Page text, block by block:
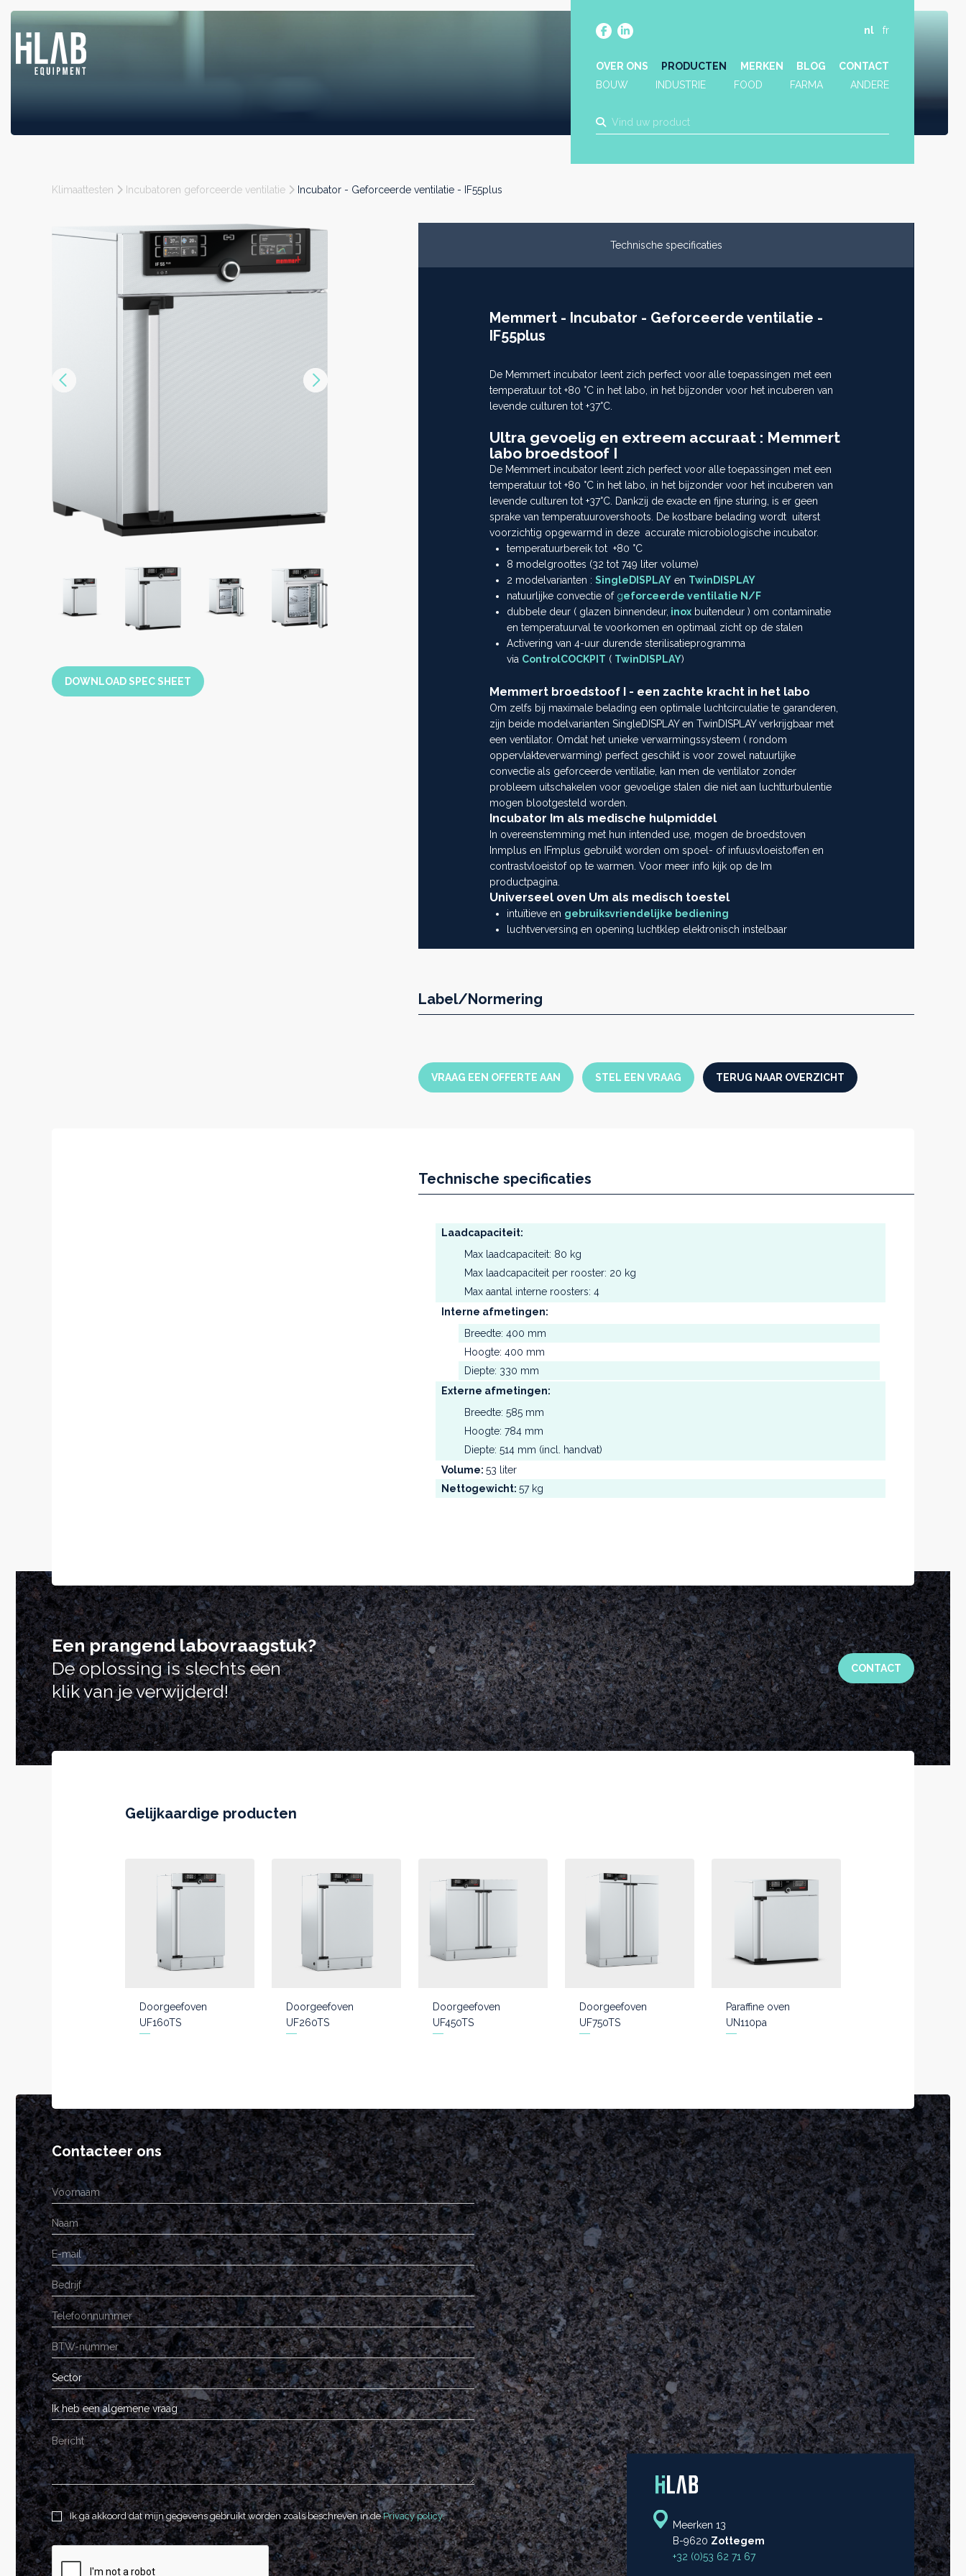
nl fr
OVER ONS PRODUCTEN MERKEN BLOG
CONTACT
BOUW
INDUSTRIE FOOD FARMA ANDERE
Klimaattesten Incubatoren geforceerde ventilatie Incubator - Geforceerde ventilatie - IF55plus
DOWNLOAD SPEC SHEET
Technische specificaties
Memmert - Incubator - Geforceerde ventilatie -
IF55plus
De Memmert incubator leent zich perfect voor alle toepassingen met een
temperatuur tot +80 °C in het labo, in het bijzonder voor het incuberen van
levende culturen tot +37°C.
Ultra gevoelig en extreem accuraat : Memmert
labo broedstoof I
De Memmert incubator leent zich perfect voor alle toepassingen met een
temperatuur tot +80 °C in het labo, in het bijzonder voor het incuberen van
levende culturen tot +37°C. Dankzij de exacte en fijne sturing, is er geen
sprake van temperatuurovershoots. De kostbare belading wordt uiterst
voorzichtig opgewarmd in deze accurate microbiologische incubator.
temperatuurbereik tot +80 °C
8 modelgroottes (32 tot 749 liter volume)
2 modelvarianten : SingleDISPLAYen TwinDISPLAY
natuurlijke convectie of geforceerde ventilatie N/F
dubbele deur ( glazen binnendeur, inoxbuitendeur ) om contaminatie
en temperatuurval te voorkomen en optimaal zicht op de stalen
Activering van 4-uur durende sterilisatieprogramma
via ControlCOCKPIT ( TwinDISPLAY)
Memmert broedstoof I - een zachte kracht in het labo
Om zelfs bij maximale belading een optimale luchtcirculatie te garanderen,
zijn beide modelvarianten SingleDISPLAY en TwinDISPLAY verkrijgbaar met
een ventilator. Omdat het unieke verwarmingssysteem ( rondom
oppervlakteverwarming) perfect geschikt is voor zowel natuurlijke
convectie als geforceerde ventilatie, kan men de ventilator zonder
probleem uitschakelen voor gevoelige stalen die niet aan luchtturbulentie
mogen blootgesteld worden.
Incubator Im als medische hulpmiddel
In overeenstemming met hun intended use, mogen de broedstoven
Inmplus en IFmplus gebruikt worden om spoel- of infuusvloeistoffen en
contrastvloeistof op te warmen. Voor meer info kijk op de Im
productpagina.
Universeel oven Um als medisch toestel
intuïtieve en gebruiksvriendelijke bediening
luchtverversing en opening luchtklep elektronisch instelbaar
bijna volledig uitgevoerd in kwalitatief, corrosiebestendig en eenvoudig
schoon te maken
softwareAtmoCONTROL
3 jaar garantie wereldwijd
Label/Normering
VRAAG EEN OFFERTE AAN STEL EEN VRAAG TERUG NAAR OVERZICHT
Technische specificaties
Laadcapaciteit:
Max laadcapaciteit: 80 kg
Max laadcapaciteit per rooster: 20 kg
Max aantal interne roosters: 4
Interne afmetingen:
Breedte: 400 mm
Hoogte: 400 mm
Diepte: 330 mm
Externe afmetingen:
Breedte: 585 mm
Hoogte: 784 mm
Diepte: 514 mm (incl. handvat)
Volume: 53 liter
Nettogewicht: 57 kg
Een prangend labovraagstuk?
De oplossing is slechts een
klik van je verwijderd!
CONTACT
Gelijkaardige producten
Doorgeefoven
UF160TS
Doorgeefoven
UF260TS
Doorgeefoven
UF450TS
Doorgeefoven
UF750TS
Paraffine oven
UN110pa
Contacteer ons
Sector
Ik heb een algemene vraag
Ik ga akkoord dat mijn gegevens gebruikt worden zoals beschreven in dePrivacy policy.
Meerken 13
B-9620 Zottegem
+32 (0)53 62 71 67